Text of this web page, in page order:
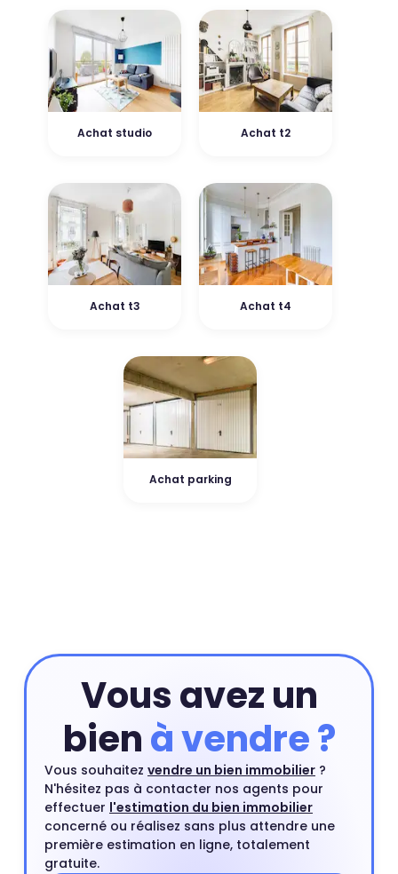
Achat studio Achat t2
Achat t3 Achat t4
Achat parking
Vous avez un
bienà vendre ?
Vous souhaitez vendre un bien immobilier ?
N'hésitez pas à contacter nos agents pour
effectuer l'estimation du bien immobilier
concerné ou réalisez sans plus attendre une
première estimation en ligne, totalement
gratuite.